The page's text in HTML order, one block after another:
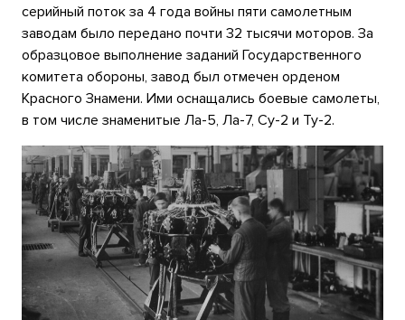
серийный поток за 4 года войны пяти самолетным
заводам было передано почти 32 тысячи моторов. За
образцовое выполнение заданий Государственного
комитета обороны, завод был отмечен орденом
Красного Знамени. Ими оснащались боевые самолеты,
в том числе знаменитые Ла-5, Ла-7, Су-2 и Ту-2.